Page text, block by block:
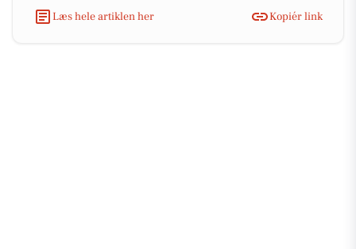
Læs hele artiklen her
Kopiér link